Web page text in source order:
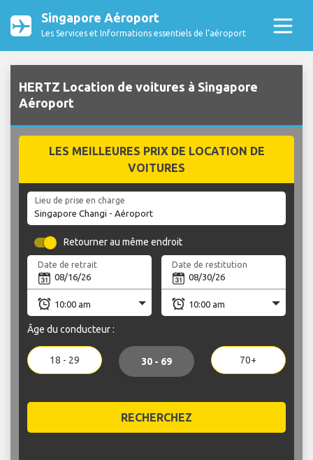
Singapore Aéroport
Les Services et Informations essentiels de l’aéroport
HERTZ Location de voitures à Singapore
Aéroport
LES MEILLEURES PRIX DE LOCATION DE
VOITURES
Lieu de prise en charge
Retourner au même endroit
Date de retrait Date de restitution
Âge du conducteur :
18 - 29 30 - 69 70+
RECHERCHEZ